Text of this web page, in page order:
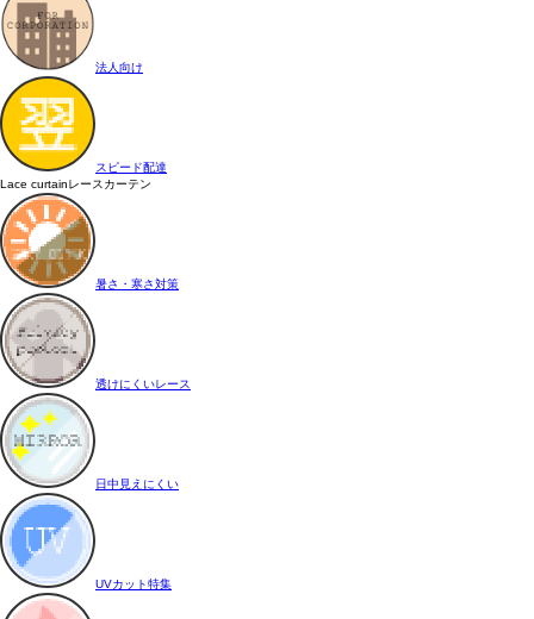
法人向け
スピード配達
Lace curtainレースカーテン
暑さ・寒さ対策
透けにくいレース
日中見えにくい
UVカット特集